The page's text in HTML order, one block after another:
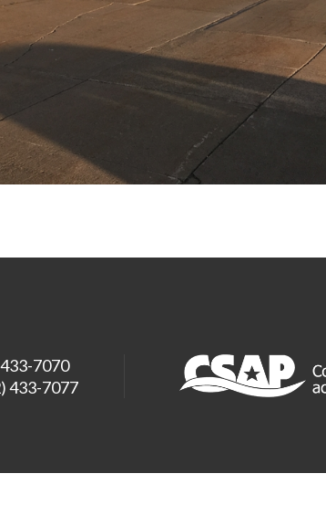
7070
433-7077